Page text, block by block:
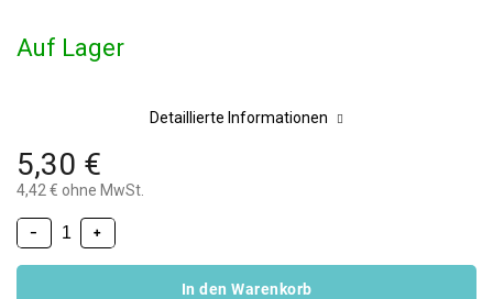
5,30 €
4,42 € ohne MwSt.
Auf Lager
+
−
In den Warenkorb
Detaillierte Informationen